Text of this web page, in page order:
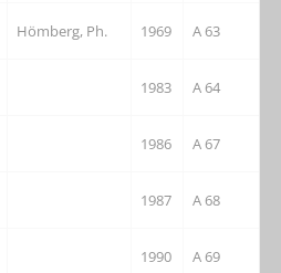
Hömberg, Ph. 1969 A 63
1983 A 64
1986 A 67
1987 A 68
1990 A 69